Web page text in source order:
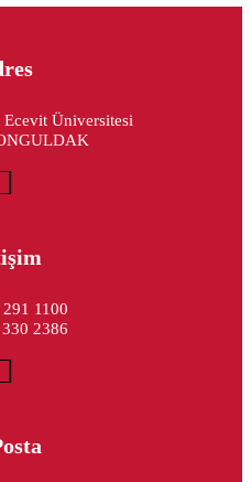
Üniversitesi
1100
2386